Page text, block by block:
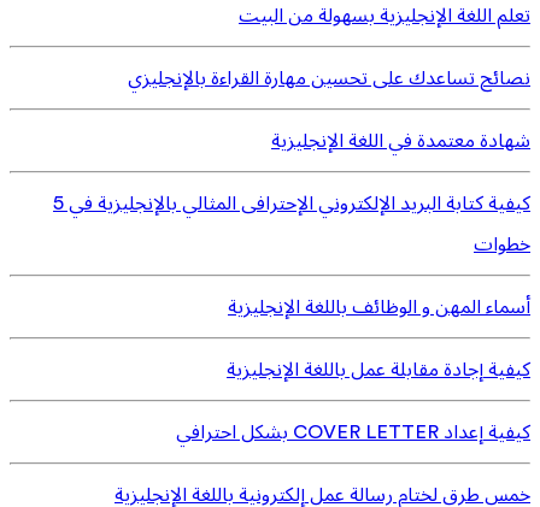
تعلم اللغة الإنجليزية بسهولة من البيت
نصائح تساعدك على تحسين مهارة القراءة بالإنجليزي
شهادة معتمدة في اللغة الإنجليزية
كيفية كتابة البريد الإلكتروني الإحترافى المثالي بالإنجليزية في 5
خطوات
أسماء المهن و الوظائف باللغة الإنجليزية
كيفية إجادة مقابلة عمل باللغة الإنجليزية
كيفية إعداد COVER LETTER بشكل احترافي
خمس طرق لختام رسالة عمل إلكترونية باللغة الإنجليزية